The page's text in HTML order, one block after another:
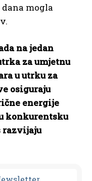
mogla
na jedan
za umjetnu
u utrku za
osiguraju
energije
konkurentsku
razvijaju